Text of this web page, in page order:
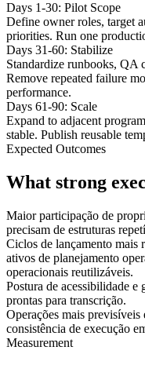
Days 1-30: Pilot Scope
Define owner roles, target
priorities. Run one
Days 31-60: Stabilize
Standardize runbooks, QA
Remove repeated failure
performance.
Days 61-90: Scale
Expand to adjacent
stable. Publish reusable
Expected Outcomes
What strong
Maior participação de
precisam de estruturas
Ciclos de lançamento mais
ativos de planejamento
operacionais reutilizáveis.
Postura de acessibilidade e
prontas para transcrição.
Operações mais
consistência de execução
Measurement